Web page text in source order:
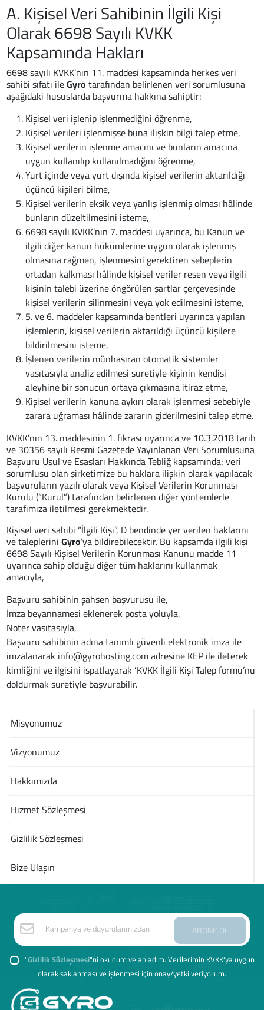
A. Kişisel Veri Sahibinin İlgili Kişi
Olarak 6698 Sayılı KVKK
Kapsamında Hakları
6698 sayılı KVKK’nın 11. maddesi kapsamında herkes veri
sahibi sıfatı ileGyro tarafından belirlenen veri sorumlusuna
aşağıdaki hususlarda başvurma hakkına sahiptir:
Kişisel veri işlenip işlenmediğini öğrenme,
Kişisel verileri işlenmişse buna ilişkin bilgi talep etme,
Kişisel verilerin işlenme amacını ve bunların amacına
uygun kullanılıp kullanılmadığını öğrenme,
Yurt içinde veya yurt dışında kişisel verilerin aktarıldığı
üçüncü kişileri bilme,
Kişisel verilerin eksik veya yanlış işlenmiş olması hâlinde
bunların düzeltilmesini isteme,
6698 sayılı KVKK’nın 7. maddesi uyarınca, bu Kanun ve
ilgili diğer kanun hükümlerine uygun olarak işlenmiş
olmasına rağmen, işlenmesini gerektiren sebeplerin
ortadan kalkması hâlinde kişisel veriler resen veya ilgili
kişinin talebi üzerine öngörülen şartlar çerçevesinde
kişisel verilerin silinmesini veya yok edilmesini isteme,
5. ve 6. maddeler kapsamında bentleri uyarınca yapılan
işlemlerin, kişisel verilerin aktarıldığı üçüncü kişilere
bildirilmesini isteme,
İşlenen verilerin münhasıran otomatik sistemler
vasıtasıyla analiz edilmesi suretiyle kişinin kendisi
aleyhine bir sonucun ortaya çıkmasına itiraz etme,
Kişisel verilerin kanuna aykırı olarak işlenmesi sebebiyle
zarara uğraması hâlinde zararın giderilmesini talep etme.
KVKK’nın 13. maddesinin 1. fıkrası uyarınca ve 10.3.2018 tarih
ve 30356 sayılı Resmi Gazetede Yayınlanan Veri Sorumlusuna
Başvuru Usul ve Esasları Hakkında Tebliğ kapsamında; veri
sorumlusu olan şirketimize bu haklara ilişkin olarak yapılacak
başvuruların yazılı olarak veya Kişisel Verilerin Korunması
Kurulu (“Kurul”) tarafından belirlenen diğer yöntemlerle
tarafımıza iletilmesi gerekmektedir.
Kişisel veri sahibi “İlgili Kişi”, D bendinde yer verilen haklarını
ve talepleriniGyro’ya bildirebilecektir. Bu kapsamda ilgili kişi
6698 Sayılı Kişisel Verilerin Korunması Kanunu madde 11
uyarınca sahip olduğu diğer tüm haklarını kullanmak
amacıyla,
Başvuru sahibinin şahsen başvurusu ile,
İmza beyannamesi eklenerek posta yoluyla,
Noter vasıtasıyla,
Başvuru sahibinin adına tanımlı güvenli elektronik imza ile
imzalanarak info@gyrohosting.comadresine KEP ile ileterek
kimliğini ve ilgisini ispatlayarak ‘KVKK İlgili Kişi Talep formu’nu
doldurmak suretiyle başvurabilir.
Misyonumuz
Vizyonumuz
Hakkımızda
Hizmet Sözleşmesi
Gizlilik Sözleşmesi
Bize Ulaşın
ABONE OL
"Gizlilik Sözleşmesi"ni okudum ve anladım. Verilerimin KVKK'ya uygun
olarak saklanması ve işlenmesi için onay/yetki veriyorum.